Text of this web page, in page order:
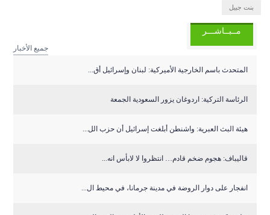
بنت جبيل
مــبــاشـــر
جميع الأخبار
المتحدث باسم الخارجية الأميركية: لبنان وإسرائيل أق...
الرئاسة التركية: اردوغان يزور السعودية الجمعة
هيئة البث العبرية: واشنطن أبلغت إسرائيل أن حزب الل...
قاليباف: هجوم ضخم قادم… انتظروا لا لابأس انه...
انفجار على دوار الروضة في مدينة جرمانا، في محيط ال...